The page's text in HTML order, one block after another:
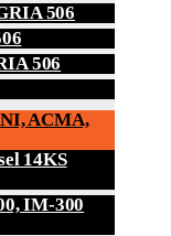
506
506
ACMA,
14KS
IM-300